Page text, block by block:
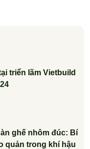
triển lãm Vietbuild
ghế nhôm đúc: Bí
quản trong khí hậu